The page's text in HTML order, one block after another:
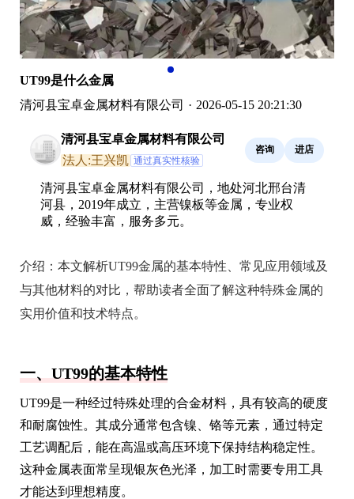
UT99是什么金属
清河县宝卓金属材料有限公司 · 2026-05-15 20:21:30
清河县宝卓金属材料有限公司
法人:王兴凯 通过真实性核验
咨询 进店
清河县宝卓金属材料有限公司，地处河北邢台清
河县，2019年成立，主营镍板等金属，专业权
威，经验丰富，服务多元。
介绍： 本文解析UT99金属的基本特性、常见应用领域及
与其他材料的对比，帮助读者全面了解这种特殊金属的
实用价值和技术特点。
一、UT99的基本特性
UT99是一种经过特殊处理的合金材料，具有较高的硬度
和耐腐蚀性。其成分通常包含镍、铬等元素，通过特定
工艺调配后，能在高温或高压环境下保持结构稳定性。
这种金属表面常呈现银灰色光泽，加工时需要专用工具
才能达到理想精度。